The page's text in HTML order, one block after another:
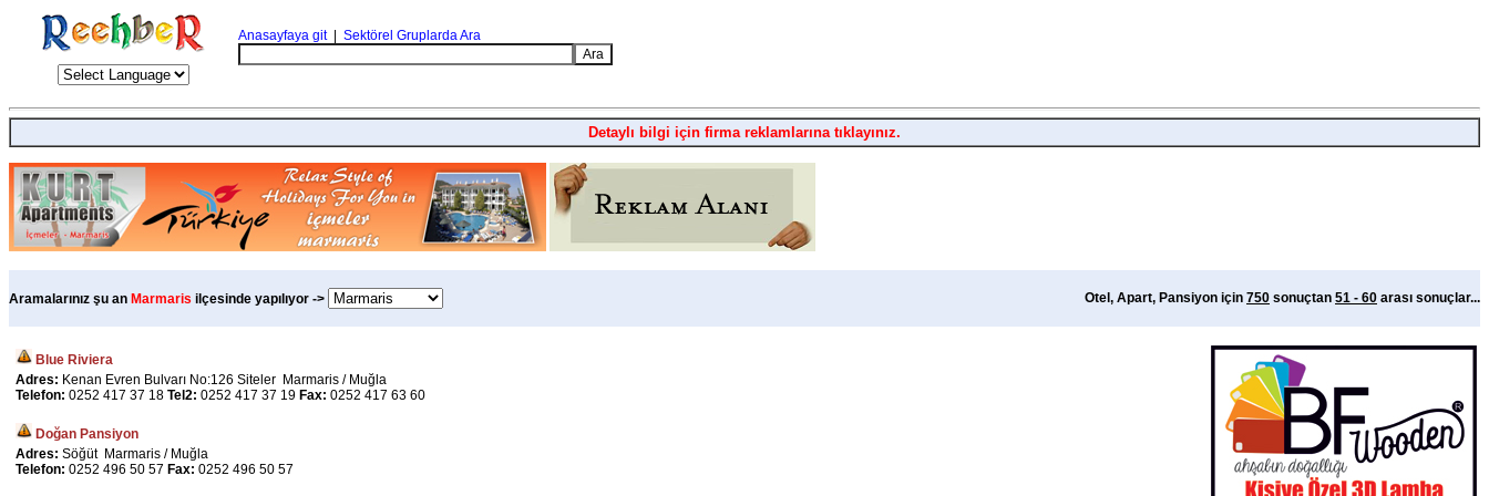
Anasayfaya git| Sektörel Gruplarda Ara
Detaylı bilgi için firma reklamlarına tıklayınız.
Aramalarınız şu an Marmaris ilçesinde yapılıyor -> Otel, Apart, Pansiyon için 750 sonuçtan 51 - 60 arası sonuçlar...
Blue Riviera
Adres: Kenan Evren Bulvarı No:126 Siteler Marmaris / Muğla
Telefon: 0252 417 37 18 Tel2: 0252 417 37 19 Fax: 0252 417 63 60
Doğan Pansiyon
Adres: Söğüt Marmaris / Muğla
Telefon: 0252 496 50 57 Fax: 0252 496 50 57